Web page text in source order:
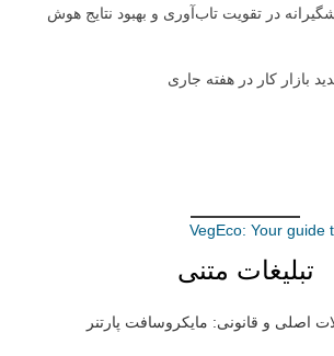
در تقویت تاب‌آوری و بهبود نتایج هوش
بازار کار در هفته جاری
VegEco: Your guide
تبلیغات متنی
اصلی و قانونی: مایکروسافت پارتنر